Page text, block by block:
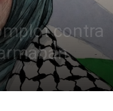
contra